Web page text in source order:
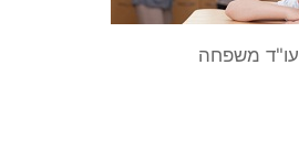
עו"ד משפחה